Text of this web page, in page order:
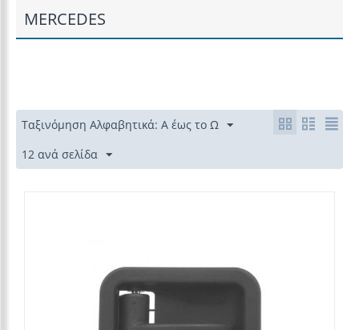
MERCEDES
Ταξινόμηση Αλφαβητικά: Α έως το Ω
12 ανά σελίδα